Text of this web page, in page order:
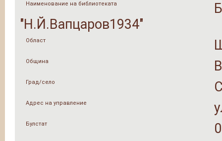
Наименование на библиотеката
"Н.Й.Вапцаров1934"
Област
Община
Град/село
Адрес на управление
Булстат